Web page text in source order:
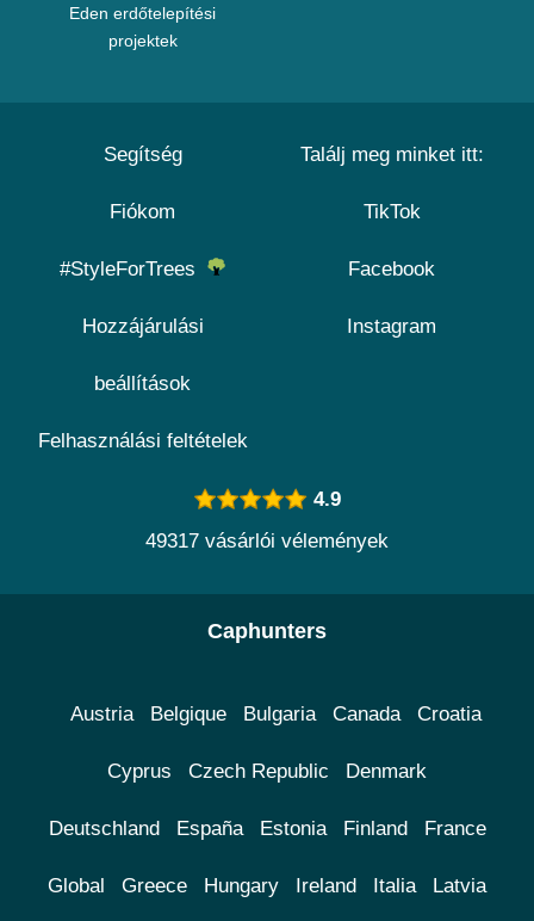
Eden erdőtelepítési
projektek
Segítség
Fiókom
#StyleForTrees
Hozzájárulási
beállítások
Felhasználási feltételek
Találj meg minket itt:
TikTok
Facebook
Instagram
4.9
49317 vásárlói vélemények
Caphunters
Austria Belgique Bulgaria Canada Croatia
Cyprus Czech Republic Denmark
Deutschland España Estonia Finland France
Global Greece Hungary Ireland Italia Latvia